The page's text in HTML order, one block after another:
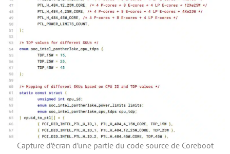
Capture d’écran d’une partie du code source de Coreboot